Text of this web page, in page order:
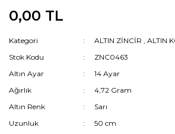
0,00 TL
Kategori ALTIN ZİNCİR ,ALTIN
Stok Kodu
ZNC0463
Altın Ayar
14 Ayar
Ağırlık
4,72 Gram
Altın Renk
Sarı
Uzunluk
50 cm